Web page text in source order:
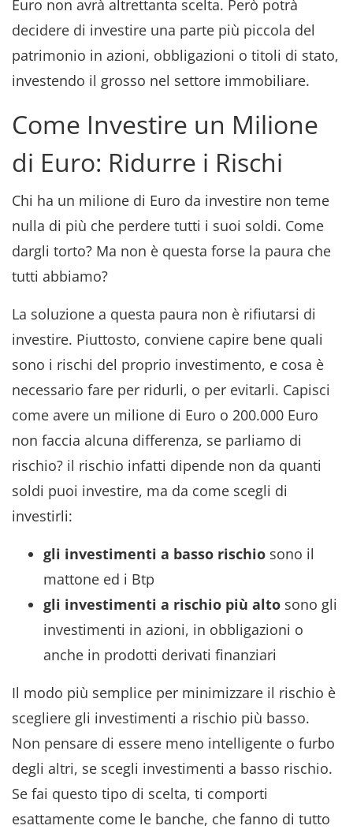
Euro non avrà altrettanta scelta. Però potrà
decidere di investire una parte più piccola del
patrimonio in azioni, obbligazioni o titoli di stato,
investendo il grosso nel settore immobiliare.
Come Investire un Milione
di Euro: Ridurre i Rischi
Chi ha un milione di Euro da investire non teme
nulla di più che perdere tutti i suoi soldi. Come
dargli torto? Ma non è questa forse la paura che
tutti abbiamo?
La soluzione a questa paura non è rifiutarsi di
investire. Piuttosto, conviene capire bene quali
sono i rischi del proprio investimento, e cosa è
necessario fare per ridurli, o per evitarli. Capisci
come avere un milione di Euro o 200.000 Euro
non faccia alcuna differenza, se parliamo di
rischio? il rischio infatti dipende non da quanti
soldi puoi investire, ma da come scegli di
investirli:
gli investimenti a basso rischio sono il
mattone ed i Btp
gli investimenti a rischio più alto sono gli
investimenti in azioni, in obbligazioni o
anche in prodotti derivati finanziari
Il modo più semplice per minimizzare il rischio è
scegliere gli investimenti a rischio più basso.
Non pensare di essere meno intelligente o furbo
degli altri, se scegli investimenti a basso rischio.
Se fai questo tipo di scelta, ti comporti
esattamente come le banche, che fanno di tutto